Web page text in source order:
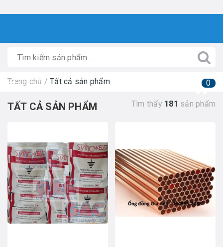
0
Trang chủ / Tất cả sản phẩm
TẤT CẢ SẢN PHẨM Tìm thấy 181 sản phẩm